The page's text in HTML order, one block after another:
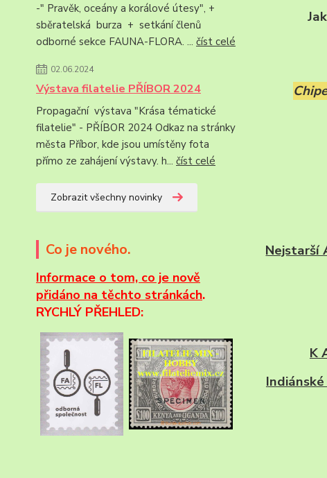
-" Pravěk, oceány a korálové útesy", +
sběratelská burza + setkání členů
odborné sekce FAUNA-FLORA. ... číst celé
02.06.2024
Výstava filatelie PŘÍBOR 2024
Propagační výstava "Krása tématické
filatelie" - PŘÍBOR 2024 Odkaz na stránky
města Příbor, kde jsou umístěny fota
přímo ze zahájení výstavy. h... číst celé
Zobrazit všechny novinky
Co je nového.
Informace o tom, co je nově
přidáno na těchto stránkách.
RYCHLÝ PŘEHLED:
Nejstarší
K